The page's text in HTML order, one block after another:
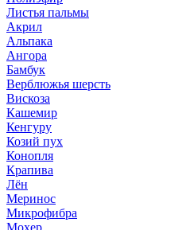
Листья пальмы
Акрил
Альпака
Ангора
Бамбук
Верблюжья шерсть
Вискоза
Кашемир
Кенгуру
Козий пух
Конопля
Крапива
Лён
Меринос
Микрофибра
Мохер